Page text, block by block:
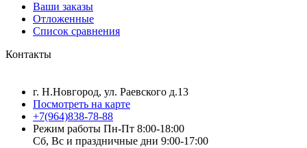
Ваши заказы
Отложенные
Список сравнения
Контакты
г. Н.Новгород, ул. Раевского д.13
Посмотреть на карте
+7(964)838-78-88
Режим работы Пн-Пт 8:00-18:00
Сб, Вс и праздничные дни 9:00-17:00